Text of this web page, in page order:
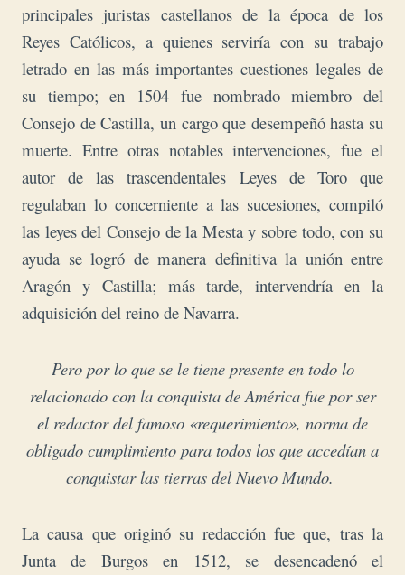
principales juristas castellanos de la época de los
Reyes Católicos, a quienes serviría con su trabajo
letrado en las más importantes cuestiones legales de
su tiempo; en 1504 fue nombrado miembro del
Consejo de Castilla, un cargo que desempeñó hasta su
muerte. Entre otras notables intervenciones, fue el
autor de las trascendentales Leyes de Toro que
regulaban lo concerniente a las sucesiones, compiló
las leyes del Consejo de la Mesta y sobre todo, con su
ayuda se logró de manera definitiva la unión entre
Aragón y Castilla; más tarde, intervendría en la
adquisición del reino de Navarra.
Pero por lo que se le tiene presente en todo lo
relacionado con la conquista de América fue por ser
el redactor del famoso «requerimiento», norma de
obligado cumplimiento para todos los que accedían a
conquistar las tierras del Nuevo Mundo.
La causa que originó su redacción fue que, tras la
Junta de Burgos en 1512, se desencadenó el